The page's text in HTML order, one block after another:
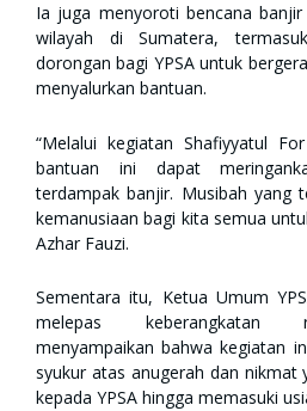
Ia juga menyoroti bencana
wilayah di Sumatera,
dorongan bagi YPSA untuk
menyalurkan bantuan.
“Melalui kegiatan Shafiyyatul
bantuan ini dapat
terdampak banjir. Musibah yang
kemanusiaan bagi kita semua
Azhar Fauzi.
Sementara itu, Ketua Umum
melepas keberangkatan
menyampaikan bahwa kegiatan
syukur atas anugerah dan nikmat
kepada YPSA hingga memasuki